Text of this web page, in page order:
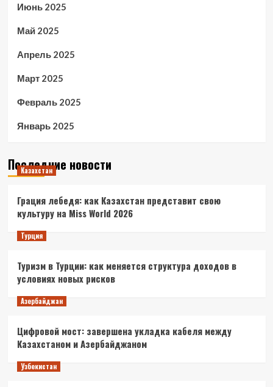
Июнь 2025
Май 2025
Апрель 2025
Март 2025
Февраль 2025
Январь 2025
Последние новости
Казахстан
Грация лебедя: как Казахстан представит свою
культуру на Miss World 2026
Турция
Туризм в Турции: как меняется структура доходов в
условиях новых рисков
Азербайджан
Цифровой мост: завершена укладка кабеля между
Казахстаном и Азербайджаном
Узбекистан